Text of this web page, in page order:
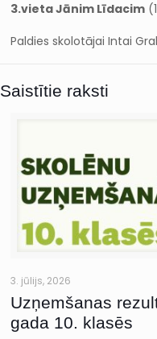
3.vieta Jānim Līdacim
Paldies skolotājai Intai
Saistītie raksti
3. jūlijs, 2026
Uzņemšanas
gada 10. klasēs